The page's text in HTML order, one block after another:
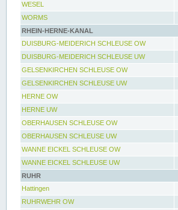
WESEL
WORMS
RHEIN-HERNE-KANAL
DUISBURG-MEIDERICH SCHLEUSE OW
DUISBURG-MEIDERICH SCHLEUSE UW
GELSENKIRCHEN SCHLEUSE OW
GELSENKIRCHEN SCHLEUSE UW
HERNE OW
HERNE UW
OBERHAUSEN SCHLEUSE OW
OBERHAUSEN SCHLEUSE UW
WANNE EICKEL SCHLEUSE OW
WANNE EICKEL SCHLEUSE UW
RUHR
Hattingen
RUHRWEHR OW